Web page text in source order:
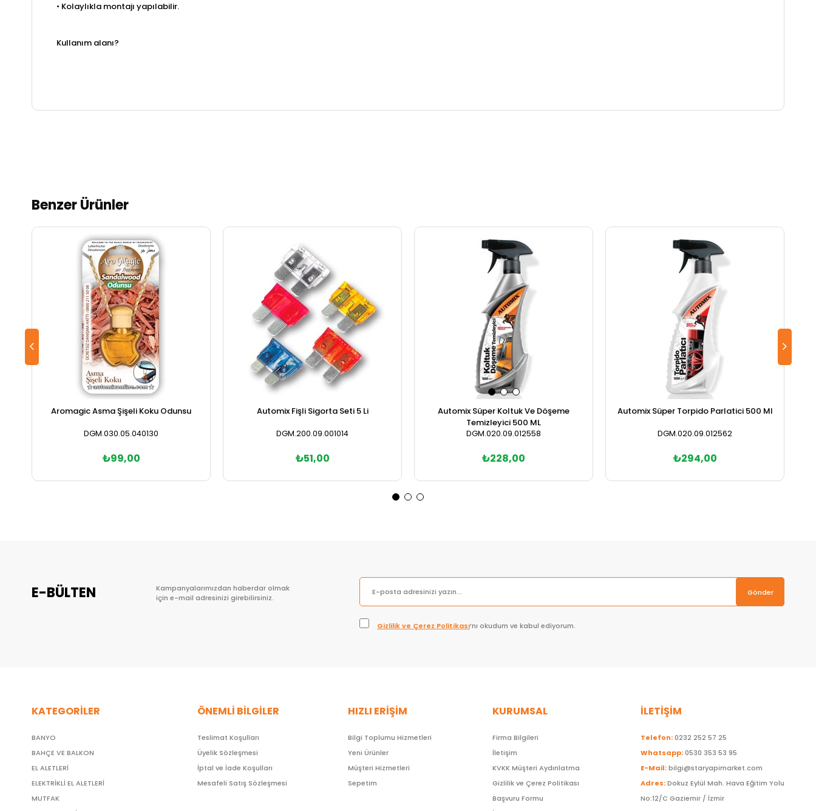
• Kolaylıkla montajı yapılabilir.
Kullanım alanı?
Benzer Ürünler
Aromagic Asma Şişeli Koku Odunsu
DGM.030.05.040130
₺99,00
Automix Fişli Sigorta Seti 5 Li
DGM.200.09.001014
₺51,00
Automix Süper Koltuk Ve Döşeme
Temizleyici 500 ML
DGM.020.09.012558
₺228,00
Automix Süper Torpido Parlatici 500 Ml
DGM.020.09.012562
₺294,00
E-BÜLTEN
Kampanyalarımızdan haberdar olmak
için e-mail adresinizi girebilirsiniz.
Gönder
Gizlilik ve Çerez Politikası’nı okudum ve kabul ediyorum.
KATEGORİLER
BANYO
BAHÇE VE BALKON
EL ALETLERİ
ELEKTRİKLİ EL ALETLERİ
MUTFAK
ÖNEMLİ BİLGİLER
Teslimat Koşulları
Üyelik Sözleşmesi
İptal ve İade Koşulları
Mesafeli Satış Sözleşmesi
HIZLI ERİŞİM
Bilgi Toplumu Hizmetleri
Yeni Ürünler
Müşteri Hizmetleri
Sepetim
KURUMSAL
Firma Bilgileri
İletişim
KVKK Müşteri Aydınlatma
Gizlilik ve Çerez Politikası
Başvuru Formu
İLETİŞİM
Telefon:0232 252 57 25
Whatsapp:0530 353 53 95
E-Mail:bilgi@staryapimarket.com
Adres:Dokuz Eylül Mah. Hava Eğitim Yolu
No:12/C Gaziemir / İzmir